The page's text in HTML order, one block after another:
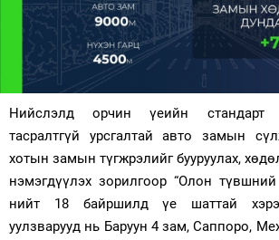
Зурхай
Нийслэлд орчин үеийн стандарт
тасралтгүй урсгалтай авто замын
хотын замын түгжрэлийг бууруулах,
нэмэгдүүлэх зорилгоор “Олон түвшний
нийт 18 байршилд үе шаттай
уулзварууд нь Баруун 4 зам, Саппоро,